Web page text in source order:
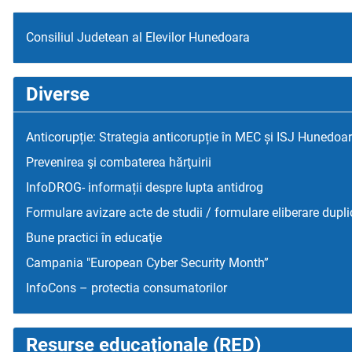
Consiliul Judetean al Elevilor Hunedoara
Diverse
Anticorupție: Strategia anticorupție în MEC și ISJ
Prevenirea şi combaterea hărţuirii
InfoDROG- informații despre lupta antidrog
Formulare avizare acte de studii / formulare eliberare
Bune practici în educaţie
Campania "European Cyber Security Month”
InfoCons – protectia consumatorilor
Resurse educaţionale (RED)